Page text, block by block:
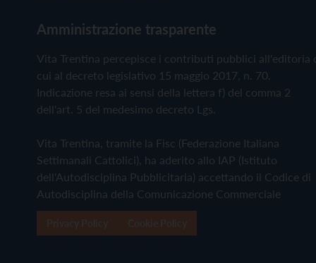
Amministrazione trasparente
Vita Trentina percepisce i contributi pubblici all'editoria
cui al decreto legislativo 15 maggio 2017, n. 70.
Indicazione resa ai sensi della lettera f) del comma 2
dell'art. 5 del medesimo decreto Lgs.
Vita Trentina, tramite la Fisc (Federazione Italiana
Settimanali Cattolici), ha aderito allo IAP (Istituto
dell'Autodisciplina Pubblicitaria) accettando il Codice di
Autodisciplina della Comunicazione Commerciale